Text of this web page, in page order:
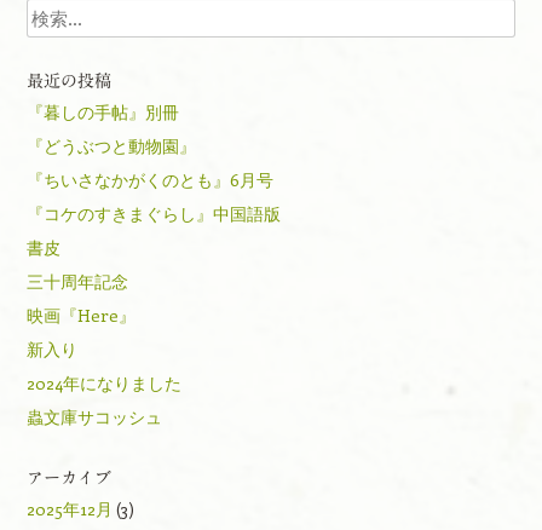
検索
最近の投稿
『暮しの手帖』別冊
『どうぶつと動物園』
『ちいさなかがくのとも』6月号
『コケのすきまぐらし』中国語版
書皮
三十周年記念
映画『Here』
新入り
2024年になりました
蟲文庫サコッシュ
アーカイブ
2025年12月 (3)